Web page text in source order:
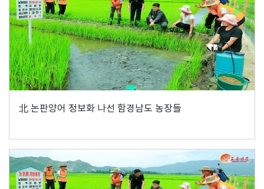
北 논판양어 정보화 나선 함경남도 농장들